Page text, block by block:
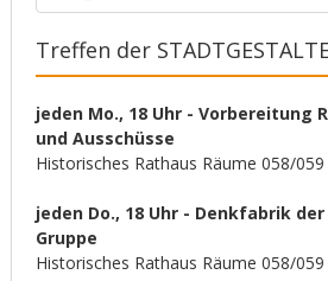
Treffen der
jeden Mo., 18 Uhr - Vorbereitung
und Ausschüsse
Historisches Rathaus Räume 058/059
jeden Do., 18 Uhr - Denkfabrik der
Gruppe
Historisches Rathaus Räume 058/059